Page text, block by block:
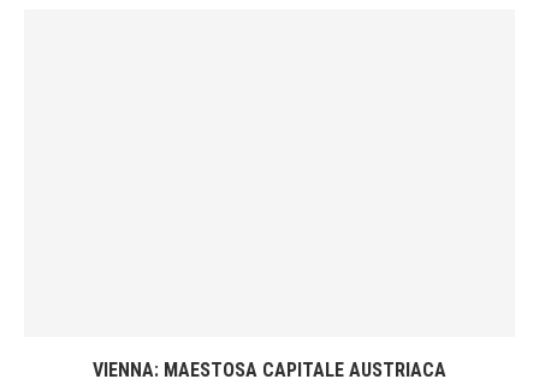
VIENNA: MAESTOSA CAPITALE AUSTRIACA